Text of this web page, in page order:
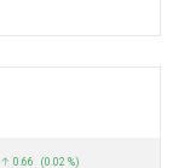
↑ 0.66 (0.02 %)